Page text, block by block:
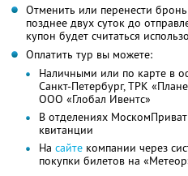
Отменить или перенести
позднее двух суток до
купон будет считаться
Оплатить тур вы можете:
Наличными или по карте в
Санкт-Петербург, ТРК
ООО «Глобал Ивентс»
В отделениях
квитанции
На сайте компании через
покупки билетов на